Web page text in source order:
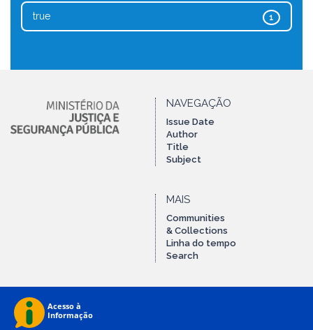
1
true
NAVEGAÇÃO
Issue Date
Author
Title
Subject
MAIS
Communities
& Collections
Linha do tempo
Search